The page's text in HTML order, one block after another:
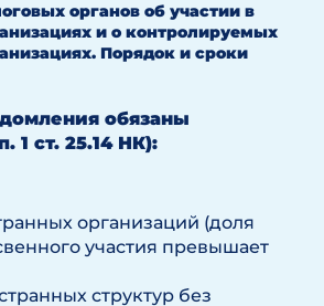
органов об участии в
и о контролируемых
Порядок и сроки
обязаны
1 ст. 25.14 НК):
организаций (доля
участия превышает
структур без